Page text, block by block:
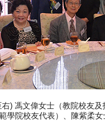
右) 馮文偉女士（教院校友
範學院校友代表）、陳紫柔